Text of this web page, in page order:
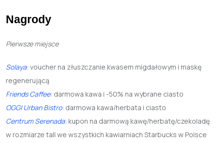
Nagrody
Pierwsze miejsce
Solaya: voucher na złuszczanie kwasem migdałowym i maskę
regenerującą
Friends Caffee: darmowa kawa i -50% na wybrane ciasto
OGGI Urban Bistro: darmowa kawa/herbata i ciasto
Centrum Serenada: kupon na darmową kawę/herbatę/czekoladę
w rozmiarze tall we wszystkich kawiarniach Starbucks w Polsce